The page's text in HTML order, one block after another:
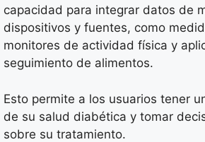
capacidad para integrar datos de
dispositivos y fuentes, como
monitores de actividad física y
seguimiento de alimentos.
Esto permite a los usuarios tener
de su salud diabética y tomar
sobre su tratamiento.